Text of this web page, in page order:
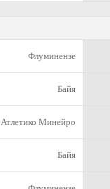
Флуминензе
Байя
Атлетико Минейро
Байя